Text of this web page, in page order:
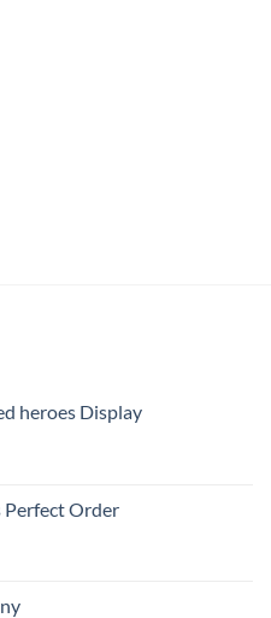
heroes Display
Perfect Order